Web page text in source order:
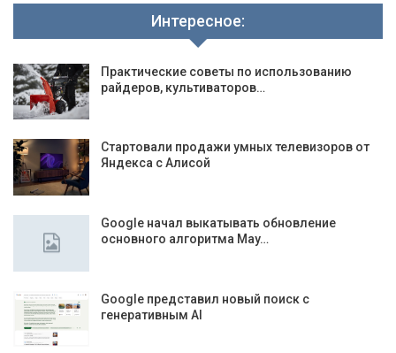
Интересное:
Практические советы по использованию
райдеров, культиваторов…
Стартовали продажи умных телевизоров от
Яндекса с Алисой
Google начал выкатывать обновление
основного алгоритма May…
Google представил новый поиск с
генеративным AI